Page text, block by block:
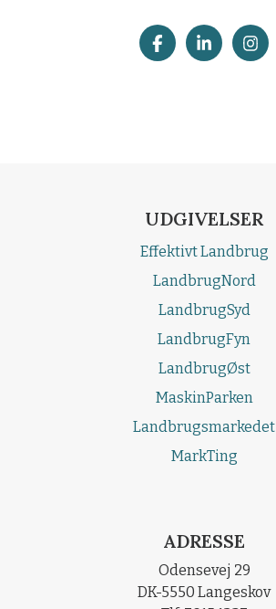
UDGIVELSER
Effektivt Landbrug
LandbrugNord
LandbrugSyd
LandbrugFyn
LandbrugØst
MaskinParken
Landbrugsmarkedet
MarkTing
ADRESSE
Odensevej 29
DK-5550 Langeskov